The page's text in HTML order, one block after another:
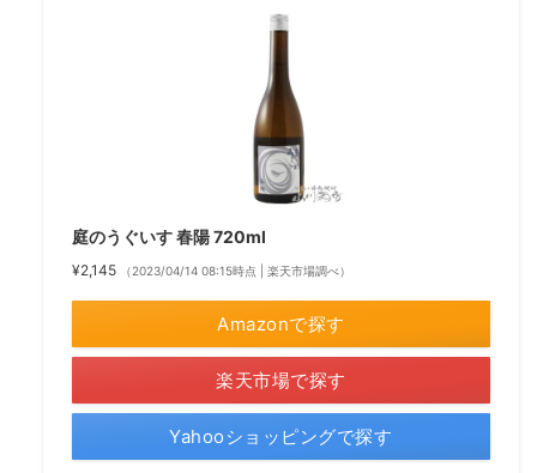
庭のうぐいす 春陽 720ml
¥2,145 （2023/04/14 08:15時点 | 楽天市場調べ）
Amazonで探す
楽天市場で探す
Yahooショッピングで探す